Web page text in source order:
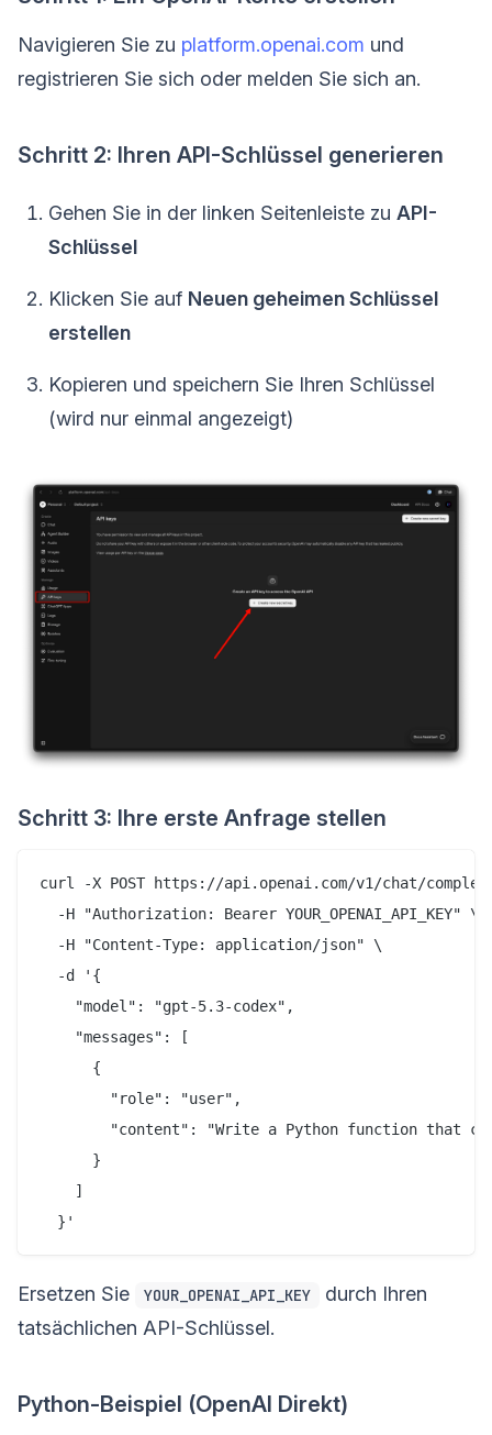
Navigieren Sie zu platform.openai.com und
registrieren Sie sich oder melden Sie sich an.
Schritt 2: Ihren API-Schlüssel generieren
Gehen Sie in der linken Seitenleiste zu API-
Schlüssel
Klicken Sie auf Neuen geheimen Schlüssel
erstellen
Kopieren und speichern Sie Ihren Schlüssel
(wird nur einmal angezeigt)
Schritt 3: Ihre erste Anfrage stellen
curl -X POST https://api.openai.com/v1/chat/
  -H "Authorization: Bearer YOUR_OPENAI_API_KEY" \
  -H "Content-Type: application/json" \
  -d '{
    "model": "gpt-5.3-codex",
    "messages": [
      {
        "role": "user",
"content": "Write a Python function that
      }
    ]
Ersetzen Sie YOUR_OPENAI_API_KEY
durch Ihren
tatsächlichen API-Schlüssel.
Python-Beispiel (OpenAI Direkt)